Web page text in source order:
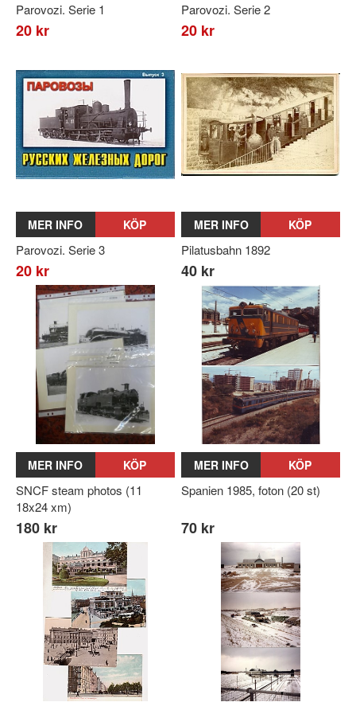
Parovozi. Serie 1
20 kr
Parovozi. Serie 2
20 kr
MER INFO KÖP
Parovozi. Serie 3
20 kr
MER INFO KÖP
Pilatusbahn 1892
40 kr
MER INFO KÖP
SNCF steam photos (11
18x24 xm)
180 kr
MER INFO KÖP
Spanien 1985, foton (20 st)
70 kr